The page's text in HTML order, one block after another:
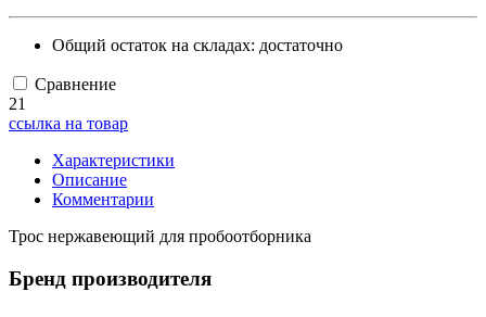
Общий остаток на складах: достаточно
Сравнение
21
ссылка на товар
Характеристики
Описание
Комментарии
Трос нержавеющий для пробоотборника
Бренд производителя